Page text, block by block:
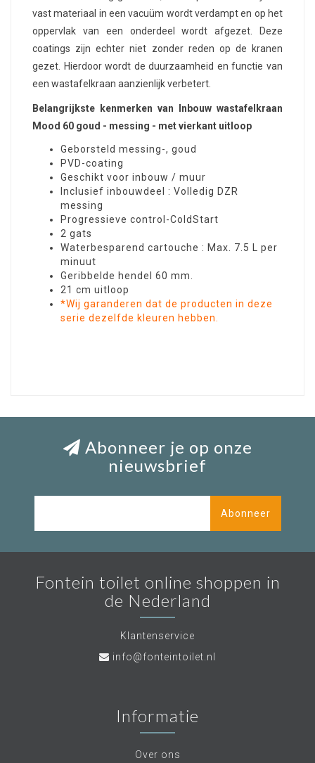
vast materiaal in een vacuüm wordt verdampt en op het
oppervlak van een onderdeel wordt afgezet. Deze
coatings zijn echter niet zonder reden op de kranen
gezet. Hierdoor wordt de duurzaamheid en functie van
een wastafelkraan aanzienlijk verbetert.
Belangrijkste kenmerken van Inbouw wastafelkraan
Mood 60 goud - messing - met vierkant uitloop
Geborsteld messing-, goud
PVD-coating
Geschikt voor inbouw / muur
Inclusief inbouwdeel : Volledig DZR
messing
Progressieve control-ColdStart
2 gats
Waterbesparend cartouche : Max. 7.5 L per
minuut
Geribbelde hendel 60 mm.
21 cm uitloop
*Wij garanderen dat de producten in deze
serie dezelfde kleuren hebben.
Abonneer je op onze
nieuwsbrief
Abonneer
Fontein toilet online shoppen in
de Nederland
Klantenservice
info@fonteintoilet.nl
Informatie
Over ons